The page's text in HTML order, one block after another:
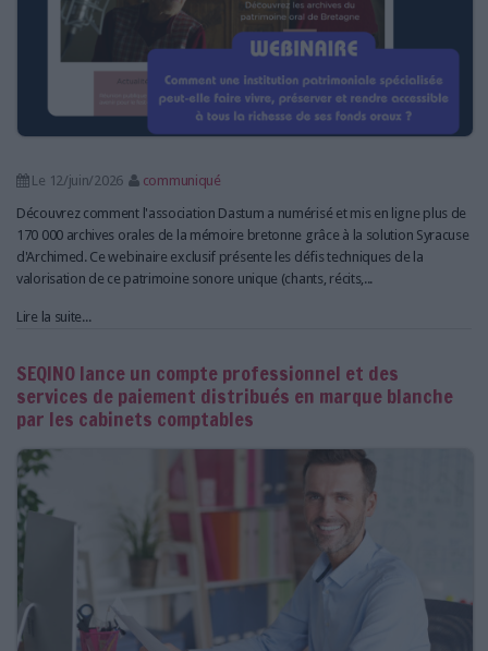
Le 12/juin/2026
communiqué
Découvrez comment l'association Dastum a numérisé et mis en ligne plus de
170 000 archives orales de la mémoire bretonne grâce à la solution Syracuse
d'Archimed. Ce webinaire exclusif présente les défis techniques de la
valorisation de ce patrimoine sonore unique (chants, récits,...
Lire la suite...
SEQINO lance un compte professionnel et des
services de paiement distribués en marque blanche
par les cabinets comptables